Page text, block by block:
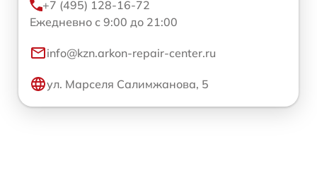
+7 (495) 128-16-72
Ежедневно с 9:00 до 21:00
info@kzn.arkon-repair-center.ru
ул. Марселя Салимжанова, 5